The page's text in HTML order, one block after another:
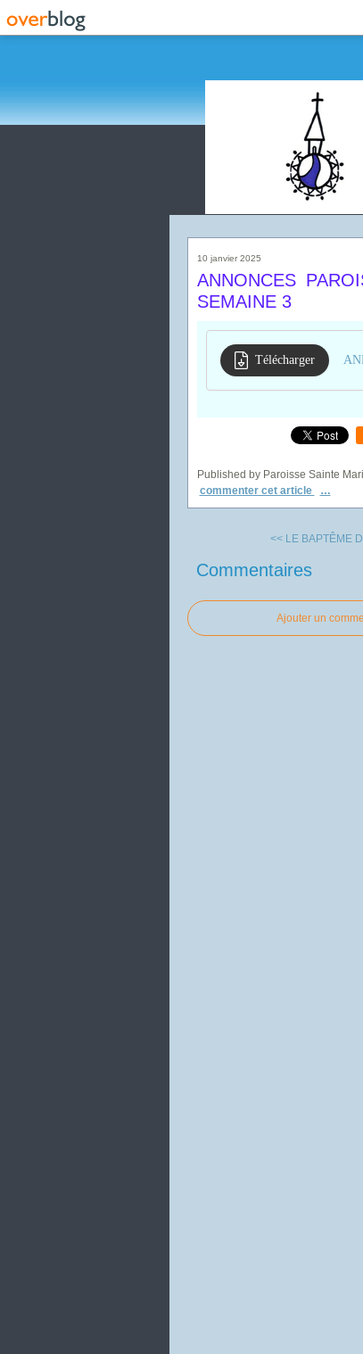
10 janvier 2025
ANNONCES
SEMAINE 3
Télécharger
Published by Paroisse Sainte
commenter cet article
…
<< LE BAPTÊME
Commentaires
Ajouter un